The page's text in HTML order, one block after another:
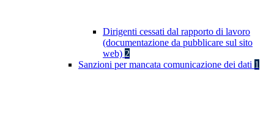
Dirigenti cessati dal rapporto di lavoro
(documentazione da pubblicare sul sito
web) 2
Sanzioni per mancata comunicazione dei dati 1